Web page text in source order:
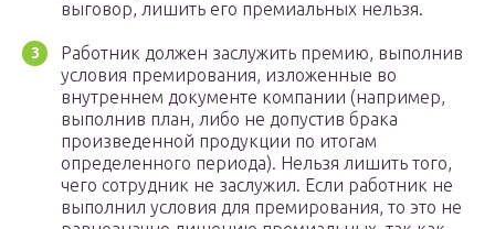
выговор, лишить его премиальных нельзя.
Работник должен заслужить премию, выполнив
условия премирования, изложенные во
внутреннем документе компании (например,
выполнив план, либо не допустив брака
произведенной продукции по итогам
определенного периода). Нельзя лишить того,
чего сотрудник не заслужил. Если работник не
выполнил условия для премирования, то это не